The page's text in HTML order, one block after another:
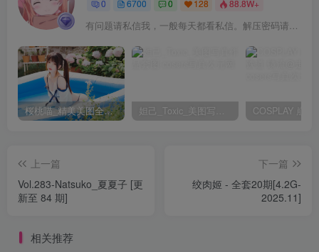
虎森森 – NO.037 下班后的OL2 [109P-836MB]
[5.22]
虎森森 – NO.036 喜多川海梦 兔女郎[30P-1V-260.4M]
虎森森 – NO.035 梦入敦煌[66P-555.1M]
虎森森 – NO.034 黑白小虎[30P-159.6M]
[5.20]
虎森森 – NO.032 圣诞精灵[61P-383.6M]
[5.2]
0 6700 0 128 88.8W+
有问题请私信我，一般每天都看私信。解压密码请一律以下载按钮旁边的为准！
桜桃喵_精美美图全部写真作品合集|持续更新 妲己_Toxic_美图写真作品套图
上一篇
Vol.283-Natsuko_夏夏子 [更
新至 84 期]
下一篇
绞肉姬 - 全套20期[4.2G-
2025.11]
相关推荐